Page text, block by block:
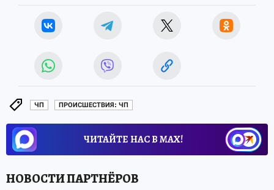
ЧП ПРОИСШЕСТВИЯ: ЧП
ЧИТАЙТЕ НАС В МАХ!